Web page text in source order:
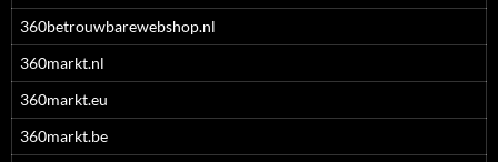
360betrouwbarewebshop.nl
360markt.nl
360markt.eu
360markt.be